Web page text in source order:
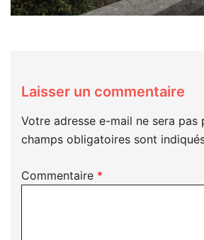
Laisser un commentaire
Votre adresse e-mail ne sera pas
champs obligatoires sont
Commentaire *